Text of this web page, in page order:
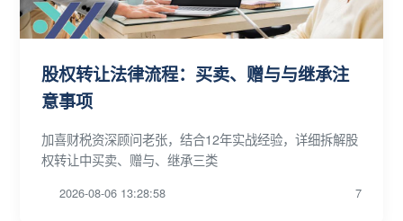
股权转让法律流程：买卖、赠与与继承注
意事项
加喜财税资深顾问老张，结合12年实战经验，详细拆解股
权转让中买卖、赠与、继承三类
2026-08-06 13:28:58 7